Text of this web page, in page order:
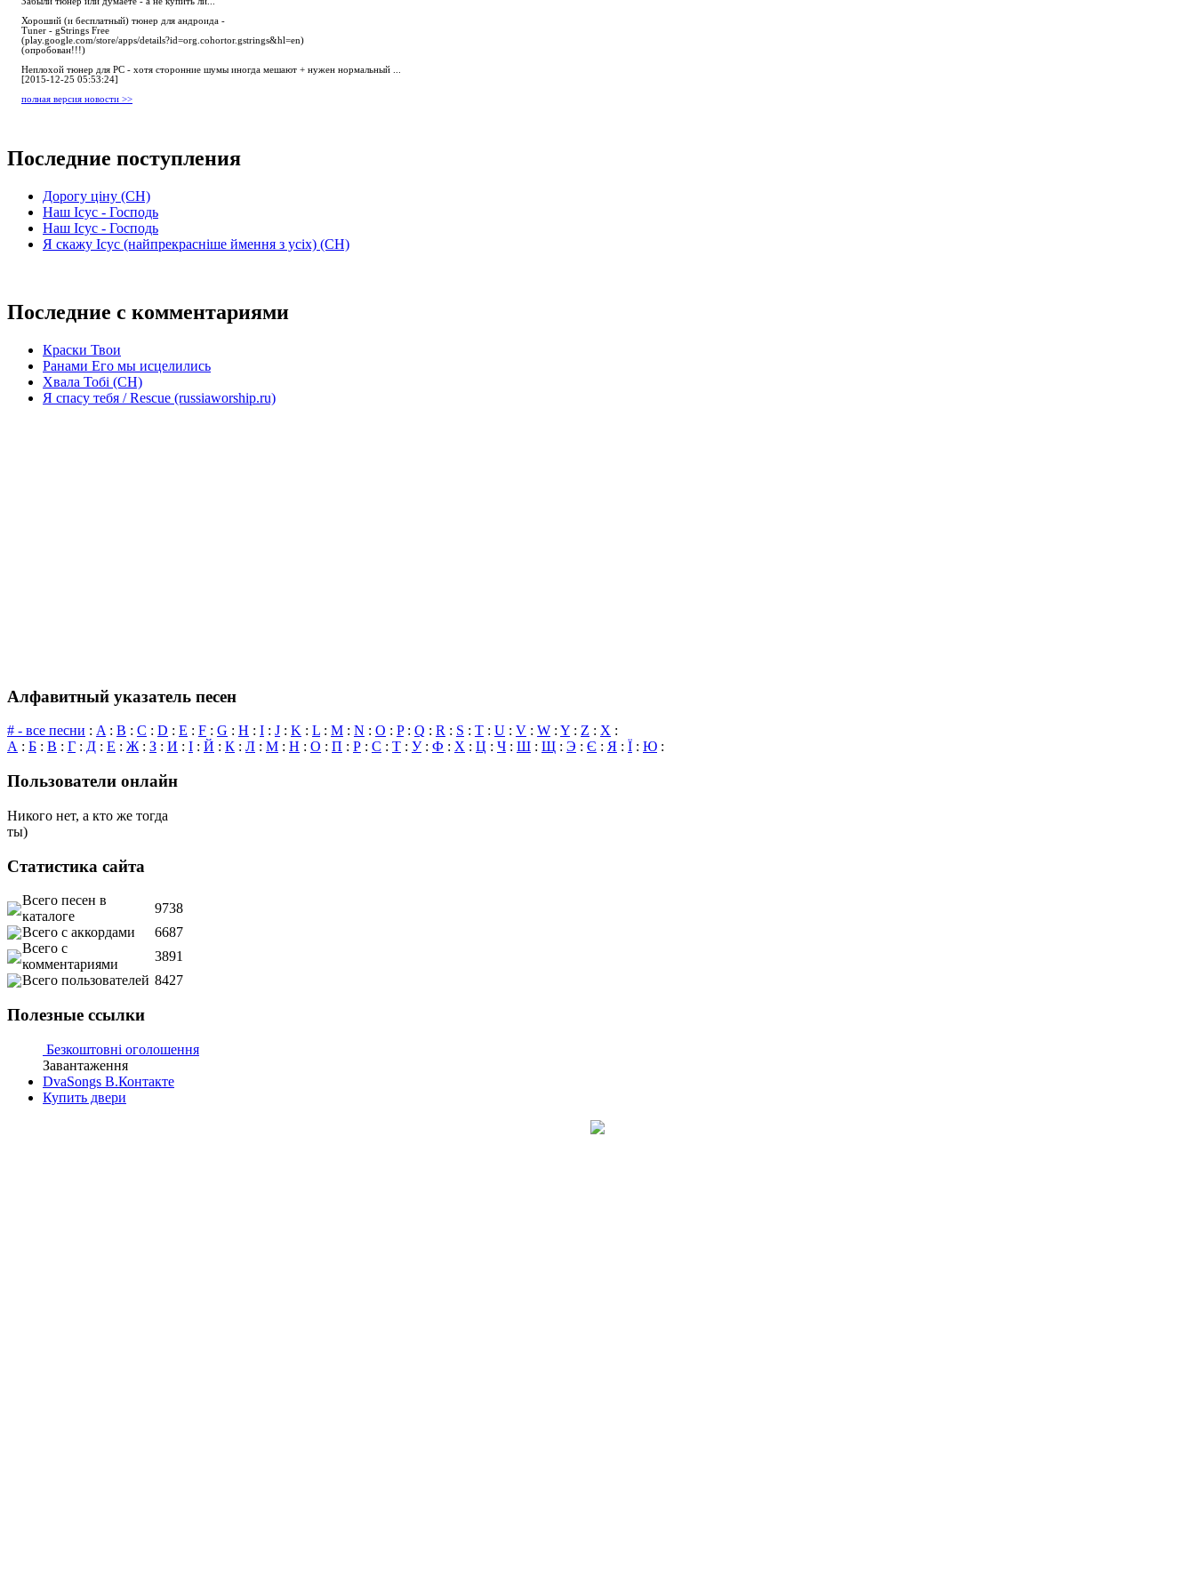
Хороший (и бесплатный) тюнер для андроида -
Tuner - gStrings Free
(play.google.com/store/apps/details?id=org.cohortor.gstrings&hl=en)
(опробован!!!)
Неплохой тюнер для РС - хотя сторонние шумы иногда мешают + нужен нормальный ...
[2015-12-25 05:53:24]
полная версия новости >>
Последние поступления
Дорогу ціну (СН)
Наш Ісус - Господь
Наш Ісус - Господь
Я скажу Ісус (найпрекрасніше ймення з усіх) (СН)
Последние с комментариями
Краски Твои
Ранами Его мы исцелились
Хвала Тобі (СН)
Я спасу тебя / Rescue (russiaworship.ru)
Алфавитный указатель песен
# - все песни : A: B : C : D : E : F : G : H : I : J : K : L : M : N : O : P: Q : R : S : T : U : V : W : Y : Z : X :
А : Б : В : Г : Д : Е : Ж: З : И : І : Й : К : Л : М : Н : О : П : Р : С : Т : У: Ф : Х : Ц : Ч : Ш : Щ : Э : Є : Я : Ї : Ю :
Пользователи онлайн
Никого нет, а кто же тогда
ты)
Статистика сайта
Всего песен в
каталоге
9738
Всего с аккордами
6687
Всего с
комментариями
3891
Всего пользователей 8427
Полезные ссылки
Безкоштовні оголошення
Завантаження
DvaSongs В.Контакте
Купить двери